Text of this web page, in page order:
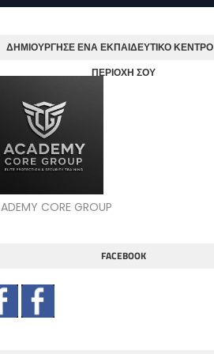
ΔΗΜΙΟΥΡΓΗΣΕ ΕΝΑ ΕΚΠΑΙΔΕΥΤΙΚΟ
ΠΕΡΙΟΧΗ ΣΟΥ
CORE GROUP
FACEBOOK